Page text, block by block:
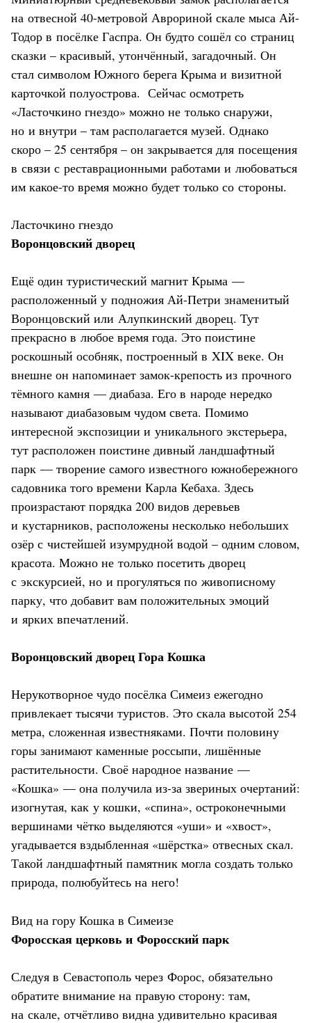
на отвесной 40-метровой Аврориной скале мыса Ай-
Тодор в посёлке Гаспра. Он будто сошёл со страниц
сказки – красивый, утончённый, загадочный. Он
стал символом Южного берега Крыма и визитной
карточкой полуострова. Сейчас осмотреть
«Ласточкино гнездо» можно не только снаружи,
но и внутри – там располагается музей. Однако
скоро – 25 сентября – он закрывается для посещения
в связи с реставрационными работами и любоваться
им какое-то время можно будет только со стороны.
Ласточкино гнездо
Воронцовский дворец
Ещё один туристический магнит Крыма —
расположенный у подножия Ай-Петри знаменитый
Воронцовский или Алупкинский дворец. Тут
прекрасно в любое время года. Это поистине
роскошный особняк, построенный в XIX веке. Он
внешне он напоминает замок-крепость из прочного
тёмного камня — диабаза. Его в народе нередко
называют диабазовым чудом света. Помимо
интересной экспозиции и уникального экстерьера,
тут расположен поистине дивный ландшафтный
парк — творение самого известного южнобережного
садовника того времени Карла Кебаха. Здесь
произрастают порядка 200 видов деревьев
и кустарников, расположены несколько небольших
озёр с чистейшей изумрудной водой – одним словом,
красота. Можно не только посетить дворец
с экскурсией, но и прогуляться по живописному
парку, что добавит вам положительных эмоций
и ярких впечатлений.
Воронцовский дворец Гора Кошка
Нерукотворное чудо посёлка Симеиз ежегодно
привлекает тысячи туристов. Это скала высотой 254
метра, сложенная известняками. Почти половину
горы занимают каменные россыпи, лишённые
растительности. Своё народное название —
«Кошка» — она получила из-за звериных очертаний:
изогнутая, как у кошки, «спина», остроконечными
вершинами чётко выделяются «уши» и «хвост»,
угадывается вздыбленная «шёрстка» отвесных скал.
Такой ландшафтный памятник могла создать только
природа, полюбуйтесь на него!
Вид на гору Кошка в Симеизе
Форосская церковь и Форосский парк
Следуя в Севастополь через Форос, обязательно
обратите внимание на правую сторону: там,
на скале, отчётливо видна удивительно красивая